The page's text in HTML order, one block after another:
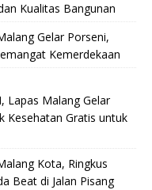
Kualitas Bangunan
Gelar Porseni,
Kemerdekaan
Lapas Malang Gelar
Kesehatan Gratis untuk
Kota, Ringkus
Beat di Jalan Pisang